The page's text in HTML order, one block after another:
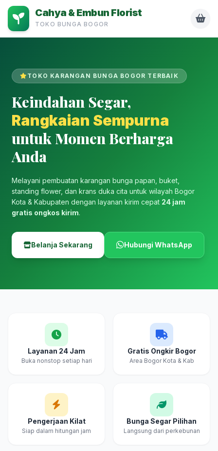
Cahya & Embun Florist
TOKO BUNGA BOGOR
TOKO KARANGAN BUNGA BOGOR TERBAIK
Keindahan Segar,
Rangkaian Sempurna
untuk Momen Berharga
Anda
Melayani pembuatan karangan bunga papan, buket,
standing flower, dan krans duka cita untuk wilayah Bogor
Kota & Kabupaten dengan layanan kirim cepat 24 jam
gratis ongkos kirim.
Belanja Sekarang Hubungi WhatsApp
Layanan 24 Jam
Buka nonstop setiap hari
Gratis Ongkir Bogor
Area Bogor Kota & Kab
Pengerjaan Kilat
Siap dalam hitungan jam
Bunga Segar Pilihan
Langsung dari perkebunan